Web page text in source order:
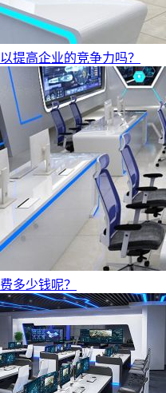
提高企业的竞争力吗？
多少钱呢？